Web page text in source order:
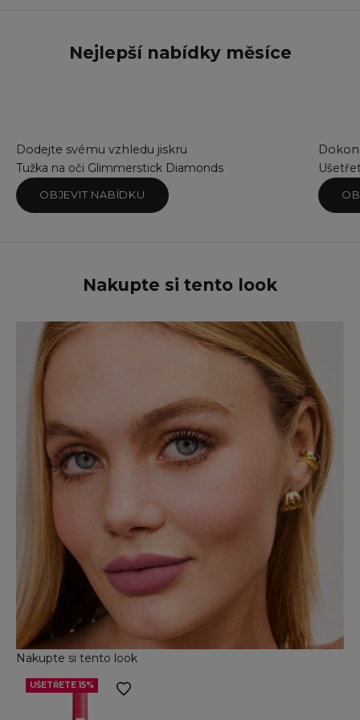
Nejlepší nabídky měsíce
Dodejte svému vzhledu jiskru
Tužka na oči Glimmerstick Diamonds
OBJEVIT NABÍDKU
Nakupte si tento look
Nakupte si tento look
UŠETŘETE 15%